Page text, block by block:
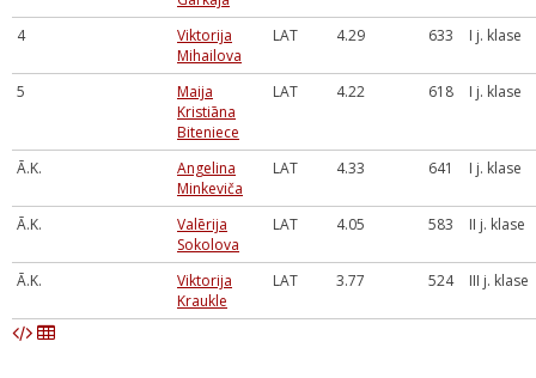
4
Viktorija
Mihailova
LAT 4.29 633 I j. klase
5
Maija
Kristiāna
Biteniece
LAT 4.22 618 I j. klase
Ā.K.
Angelina
Minkeviča
LAT 4.33 641 I j. klase
Ā.K.
Valērija
Sokolova
LAT 4.05 583 II j. klase
Ā.K.
Viktorija
Kraukle
LAT 3.77 524 III j. klase